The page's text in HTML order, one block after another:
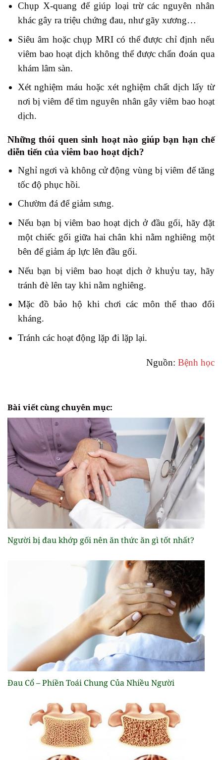
Chụp X-quang để giúp loại trừ các nguyên nhân
khác gây ra triệu chứng đau, như gãy xương…
Siêu âm hoặc chụp MRI có thể được chỉ định nếu
viêm bao hoạt dịch không thể được chẩn đoán qua
khám lâm sàn.
Xét nghiệm máu hoặc xét nghiệm chất dịch lấy từ
nơi bị viêm để tìm nguyên nhân gây viêm bao hoạt
dịch.
Những thói quen sinh hoạt nào giúp bạn hạn chế
diễn tiến của viêm bao hoạt dịch?
Nghỉ ngơi và không cử động vùng bị viêm để tăng
tốc độ phục hồi.
Chườm đá để giảm sưng.
Nếu bạn bị viêm bao hoạt dịch ở đầu gối, hãy đặt
một chiếc gối giữa hai chân khi nằm nghiêng một
bên để giảm áp lực lên đầu gối.
Nếu bạn bị viêm bao hoạt dịch ở khuỷu tay, hãy
tránh đè lên tay khi nằm nghiêng.
Mặc đồ bảo hộ khi chơi các môn thể thao đối
kháng.
Tránh các hoạt động lặp đi lặp lại.
Nguồn: Bệnh học
Bài viết cùng chuyên mục:
Người bị đau khớp gối nên ăn thức ăn gì tốt nhất?
Đau Cổ – Phiền Toái Chung Của Nhiều Người